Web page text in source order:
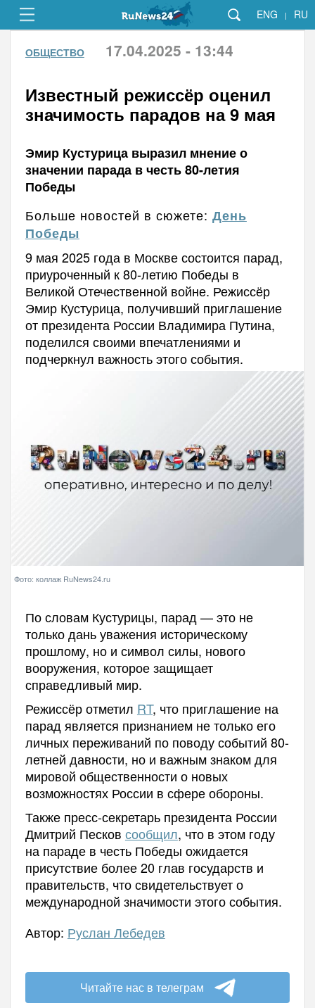
ENG | RU
ОБЩЕСТВО 17.04.2025 - 13:44
Известный режиссёр оценил
значимость парадов на 9 мая
Эмир Кустурица выразил мнение о
значении парада в честь 80-летия
Победы
Больше новостей в сюжете: День
Победы
9 мая 2025 года в Москве состоится парад,
приуроченный к 80-летию Победы в
Великой Отечественной войне. Режиссёр
Эмир Кустурица, получивший приглашение
от президента России Владимира Путина,
поделился своими впечатлениями и
подчеркнул важность этого события.
Фото: коллаж RuNews24.ru
По словам Кустурицы, парад — это не
только дань уважения историческому
прошлому, но и символ силы, нового
вооружения, которое защищает
справедливый мир.
Режиссёр отметил RT, что приглашение на
парад является признанием не только его
личных переживаний по поводу событий 80-
летней давности, но и важным знаком для
мировой общественности о новых
возможностях России в сфере обороны.
Также пресс-секретарь президента России
Дмитрий Песков сообщил, что в этом году
на параде в честь Победы ожидается
присутствие более 20 глав государств и
правительств, что свидетельствует о
международной значимости этого события.
Автор: Руслан Лебедев
Читайте нас в телеграм